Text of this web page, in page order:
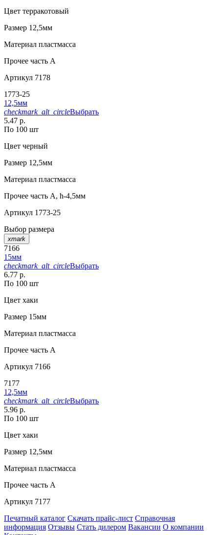
Цвет терракотовый
Размер 12,5мм
Материал пластмасса
Прочее часть A
Артикул 7178
1773-25
12,5мм
checkmark_alt_circleВыбрать
5.47 р.
По 100 шт
Цвет черный
Размер 12,5мм
Материал пластмасса
Прочее часть A, h-4,5мм
Артикул 1773-25
Выбор размера
xmark
7166
15мм
checkmark_alt_circleВыбрать
6.77 р.
По 100 шт
Цвет хаки
Размер 15мм
Материал пластмасса
Прочее часть A
Артикул 7166
7177
12,5мм
checkmark_alt_circleВыбрать
5.96 р.
По 100 шт
Цвет хаки
Размер 12,5мм
Материал пластмасса
Прочее часть A
Артикул 7177
Печатный каталог Скачать прайс-лист Справочная
информация Отзывы Стать дилером Вакансии О компании